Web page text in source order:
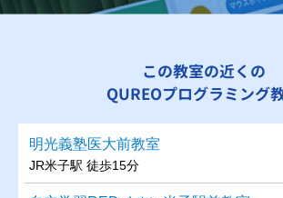
この教室の近くの
QUREOプログラミング
明光義塾医大前教室
JR米子駅 徒歩15分